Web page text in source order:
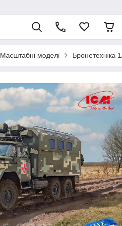
Масштабні моделі Бронетехніка